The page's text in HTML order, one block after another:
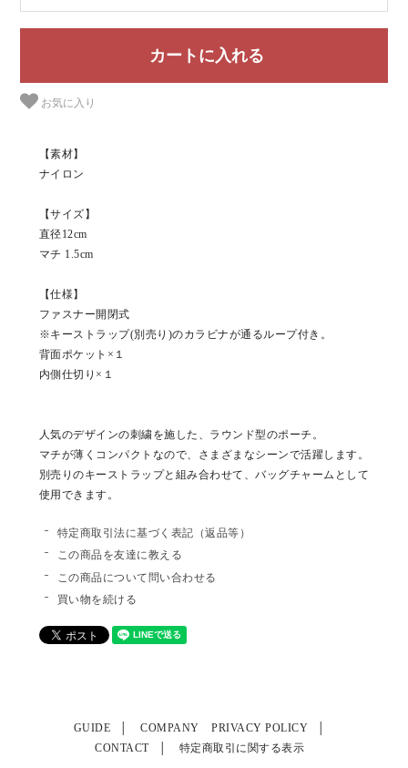
お気に入り
【素材】
ナイロン
【サイズ】
直径12cm
マチ 1.5cm
【仕様】
ファスナー開閉式
※キーストラップ(別売り)のカラビナが通るループ付き。
背面ポケット×１
内側仕切り×１
人気のデザインの刺繍を施した、ラウンド型のポーチ。
マチが薄くコンパクトなので、さまざまなシーンで活躍します。
別売りのキーストラップと組み合わせて、バッグチャームとして
使用できます。
特定商取引法に基づく表記（返品等）
この商品を友達に教える
この商品について問い合わせる
買い物を続ける
GUIDE COMPANY
PRIVACY POLICY
CONTACT
特定商取引に関する表示